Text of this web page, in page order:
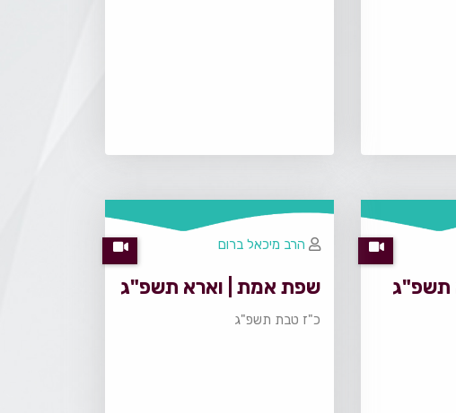
תשפ"ג שפת אמת | וארא תשפ"ג
כ"ז טבת תשפ"ג
הרב מיכאל ברום